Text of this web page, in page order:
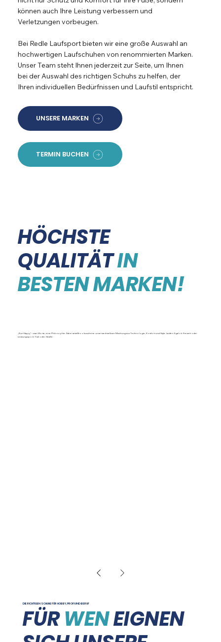
HÖCHSTE
QUALITÄTIN
BESTEN MARKEN!
können auch Ihre Leistung verbessern und
Verletzungen vorbeugen.
Bei Redle Laufsport bieten wir eine große Auswahl an
hochwertigen Laufschuhen von renommierten Marken.
Unser Team steht Ihnen jederzeit zur Seite, um Ihnen
bei der Auswahl des richtigen Schuhs zu helfen, der
Ihren individuellen Bedürfnissen und Laufstil entspricht.
UNSERE MARKEN
TERMIN BUCHEN
„Run Happy“ – zwei Worte, eine Philosophie. Dabei setzt Brooks auf eine unverwechselbare Mischung aus Technologie, Komfort und Style. Laufen. Egal ob Freizeit- oder
Leistungssport, Trail oder Straße.
DIE RICHTIGEN SCHUHE FÜR HOBBY, PROFI UND BERUF
FÜRWENEIGNEN